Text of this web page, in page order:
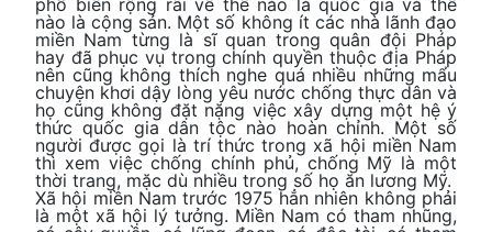
phổ biến rộng rãi về thế nào là quốc gia và thế
nào là cộng sản. Một số không ít các nhà lãnh đạo
miền Nam từng là sĩ quan trong quân đội Pháp
hay đã phục vụ trong chính quyền thuộc địa Pháp
nên cũng không thích nghe quá nhiều những mẩu
chuyện khơi dậy lòng yêu nước chống thực dân và
họ cũng không đặt nặng việc xây dựng một hệ ý
thức quốc gia dân tộc nào hoàn chỉnh. Một số
người được gọi là trí thức trong xã hội miền Nam
thì xem việc chống chính phủ, chống Mỹ là một
thời trang, mặc dù nhiều trong số họ ăn lương Mỹ.
Xã hội miền Nam trước 1975 hẳn nhiên không phải
là một xã hội lý tưởng. Miền Nam có tham nhũng,